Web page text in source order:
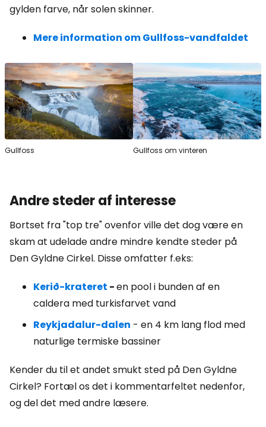
gylden farve, når solen skinner.
Mere information om Gullfoss-vandfaldet
Gullfoss Gullfoss om vinteren
Andre steder af interesse
Bortset fra "top tre" ovenfor ville det dog være en
skam at udelade andre mindre kendte steder på
Den Gyldne Cirkel. Disse omfatter f.eks:
Kerið-krateret -en pool i bunden af en
caldera med turkisfarvet vand
Reykjadalur-dalen - en 4 km lang flod med
naturlige termiske bassiner
Kender du til et andet smukt sted på Den Gyldne
Cirkel? Fortæl os det i kommentarfeltet nedenfor,
og del det med andre læsere.